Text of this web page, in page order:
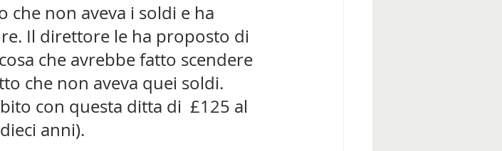
che non aveva i soldi e ha
Il direttore le ha proposto di
che avrebbe fatto scendere
che non aveva quei soldi.
con questa ditta di  £125 al
anni).